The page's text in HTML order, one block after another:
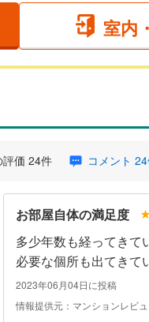
室内
価 24件 コメント
お部屋自体の満足度
多少年数も経ってきて
必要な個所も出てきて
2023年06月04日に投稿
情報提供元：マンションレビ